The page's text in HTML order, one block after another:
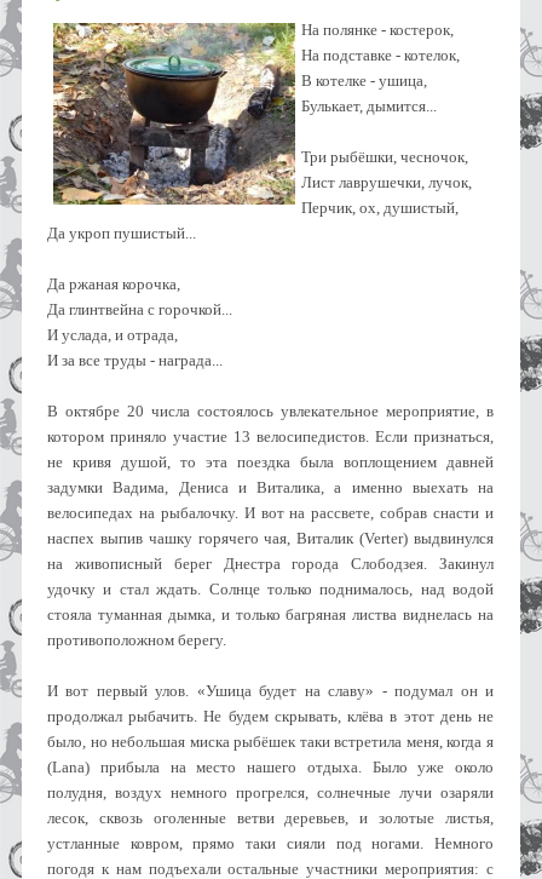
На полянке - костерок,
На подставке - котелок,
В котелке - ушица,
Булькает, дымится...
Три рыбёшки, чесночок,
Лист лаврушечки, лучок,
Перчик, ох, душистый,
Да укроп пушистый...
Да ржаная корочка,
Да глинтвейна с горочкой...
И услада, и отрада,
И за все труды - награда...
В октябре 20 числа состоялось увлекательное мероприятие, в
котором приняло участие 13 велосипедистов. Если признаться,
не кривя душой, то эта поездка была воплощением давней
задумки Вадима, Дениса и Виталика, а именно выехать на
велосипедах на рыбалочку. И вот на рассвете, собрав снасти и
наспех выпив чашку горячего чая, Виталик (Verter) выдвинулся
на живописный берег Днестра города Слободзея. Закинул
удочку и стал ждать. Солнце только поднималось, над водой
стояла туманная дымка, и только багряная листва виднелась на
противоположном берегу.
И вот первый улов. «Ушица будет на славу» - подумал он и
продолжал рыбачить. Не будем скрывать, клёва в этот день не
было, но небольшая миска рыбёшек таки встретила меня, когда я
(Lana) прибыла на место нашего отдыха. Было уже около
полудня, воздух немного прогрелся, солнечные лучи озаряли
лесок, сквозь оголенные ветви деревьев, и золотые листья,
устланные ковром, прямо таки сияли под ногами. Немного
погодя к нам подъехали остальные участники мероприятия: с